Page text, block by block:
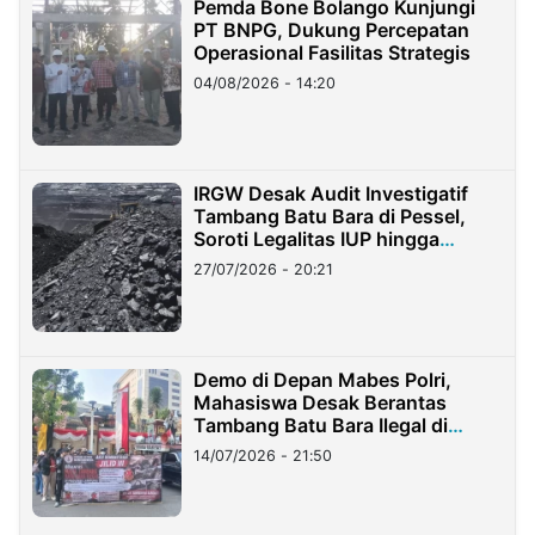
Pemda Bone Bolango Kunjungi
PT BNPG, Dukung Percepatan
Operasional Fasilitas Strategis
04/08/2026 - 14:20
IRGW Desak Audit Investigatif
Tambang Batu Bara di Pessel,
Soroti Legalitas IUP hingga
Stockpile
27/07/2026 - 20:21
Demo di Depan Mabes Polri,
Mahasiswa Desak Berantas
Tambang Batu Bara Ilegal di
Lampung
14/07/2026 - 21:50